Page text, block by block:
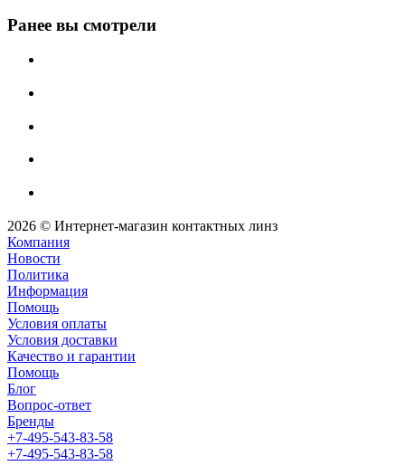
Ранее вы смотрели
2026 © Интернет-магазин контактных линз
Компания
Новости
Политика
Информация
Помощь
Условия оплаты
Условия доставки
Качество и гарантии
Помощь
Блог
Вопрос-ответ
Бренды
+7-495-543-83-58
+7-495-543-83-58